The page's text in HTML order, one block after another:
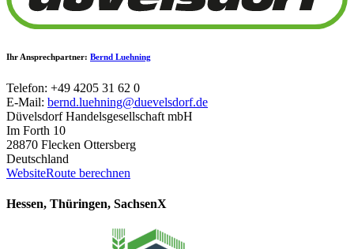
Ihr Ansprechpartner: Bernd Luehning
Telefon: +49 4205 31 62 0
E-Mail: bernd.luehning@duevelsdorf.de
Düvelsdorf Handelsgesellschaft mbH
Im Forth 10
28870 Flecken Ottersberg
Deutschland
WebsiteRoute berechnen
Hessen, Thüringen, SachsenX